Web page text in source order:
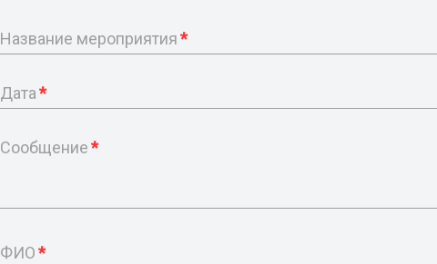
Название мероприятия*
Дата*
Сообщение*
ФИО*